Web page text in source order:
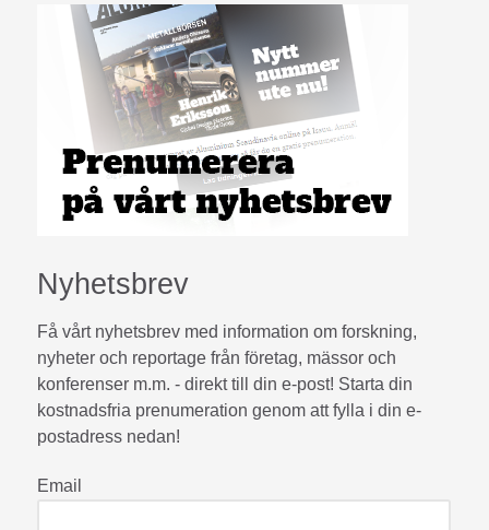
Nyhetsbrev
Få vårt nyhetsbrev med information om forskning,
nyheter och reportage från företag, mässor och
konferenser m.m. - direkt till din e-post! Starta din
kostnadsfria prenumeration genom att fylla i din e-
postadress nedan!
Email